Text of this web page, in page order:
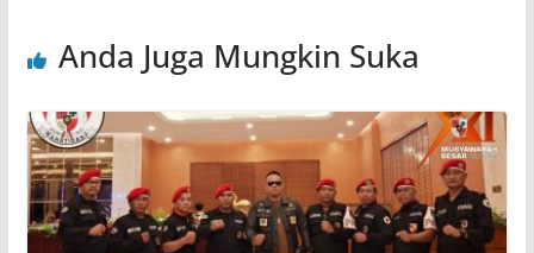
Anda Juga Mungkin Suka